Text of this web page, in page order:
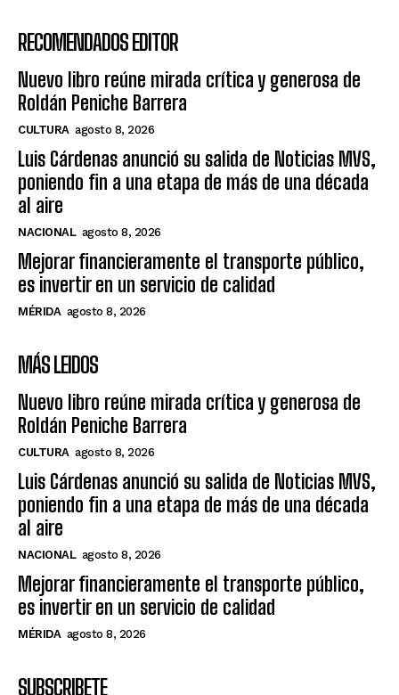
RECOMENDADOS EDITOR
Nuevo libro reúne mirada crítica y generosa de
Roldán Peniche Barrera
CULTURA agosto 8, 2026
Luis Cárdenas anunció su salida de Noticias MVS,
poniendo fin a una etapa de más de una década
al aire
NACIONAL agosto 8, 2026
Mejorar financieramente el transporte público,
es invertir en un servicio de calidad
MÉRIDA agosto 8, 2026
MÁS LEIDOS
Nuevo libro reúne mirada crítica y generosa de
Roldán Peniche Barrera
CULTURA agosto 8, 2026
Luis Cárdenas anunció su salida de Noticias MVS,
poniendo fin a una etapa de más de una década
al aire
NACIONAL agosto 8, 2026
Mejorar financieramente el transporte público,
es invertir en un servicio de calidad
MÉRIDA agosto 8, 2026
SUBSCRIBETE